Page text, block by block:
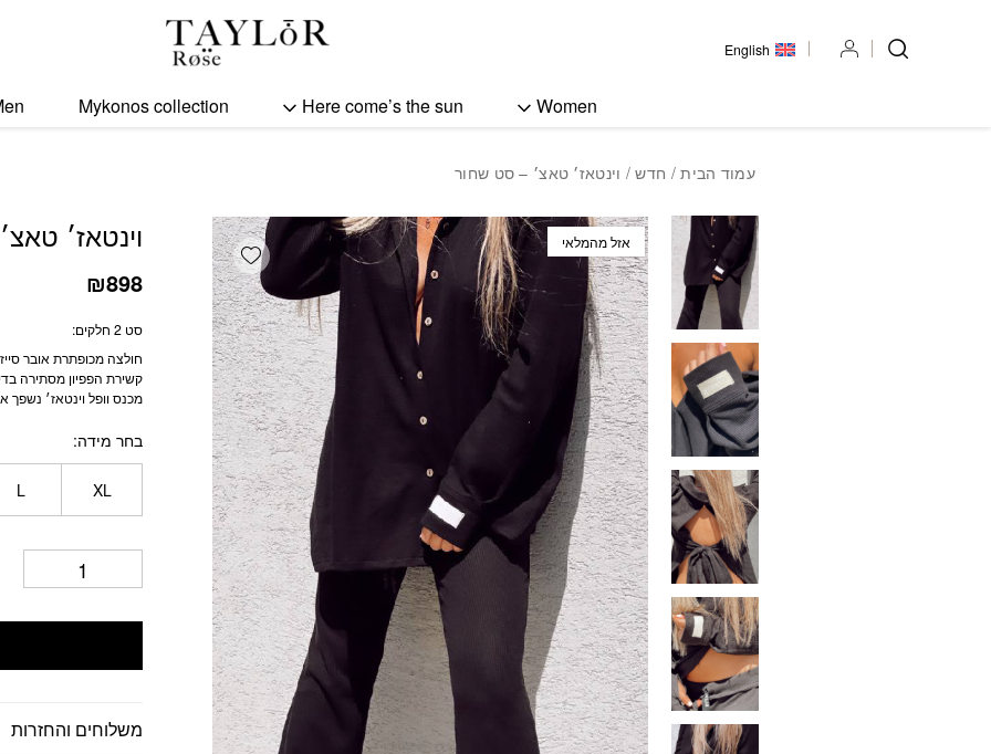
English
Women
Here come’s the sun
Mykonos collection
עמוד הבית/ חדש/ וינטאז׳ טאצ׳ – סט שחור
וינטאז׳
₪898
סט 2 חלקים:
חולצה מכופתרת אובר
קשירת הפפיון מסתירה
מכנס וופל וינטאז׳ נשפך
בחר מידה
XL
L
משלוחים והחזרות
אזל מהמלאי Add wishlist